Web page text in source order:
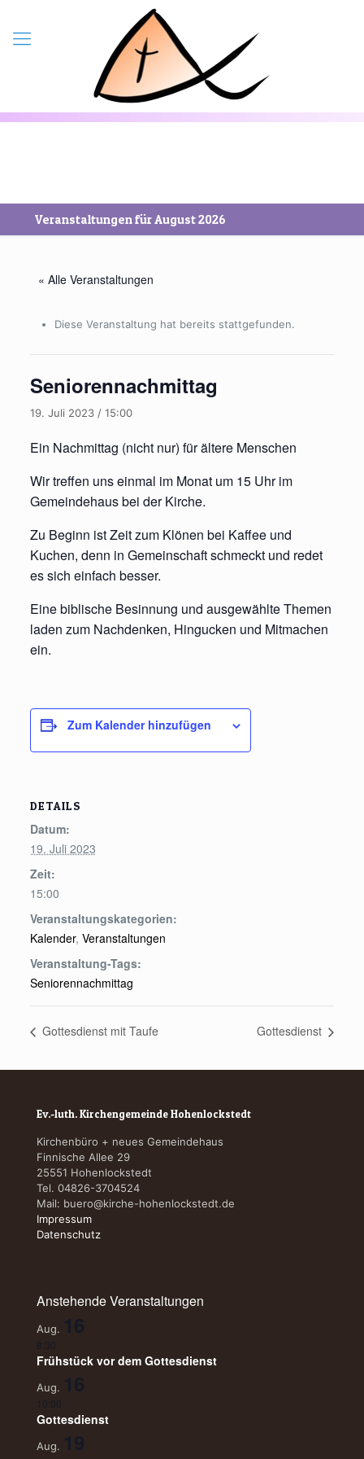
Veranstaltungen für August 2026
« Alle Veranstaltungen
Diese Veranstaltung hat bereits stattgefunden.
Seniorennachmittag
19. Juli 2023 / 15:00
Ein Nachmittag (nicht nur) für ältere Menschen
Wir treffen uns einmal im Monat um 15 Uhr im
Gemeindehaus bei der Kirche.
Zu Beginn ist Zeit zum Klönen bei Kaffee und
Kuchen, denn in Gemeinschaft schmeckt und redet
es sich einfach besser.
Eine biblische Besinnung und ausgewählte Themen
laden zum Nachdenken, Hingucken und Mitmachen
ein.
Zum Kalender hinzufügen
DETAILS
Datum:
19. Juli 2023
Zeit:
15:00
Veranstaltungskategorien:
Kalender, Veranstaltungen
Veranstaltung-Tags:
Seniorennachmittag
Gottesdienst mit Taufe Gottesdienst
Ev.-luth. Kirchengemeinde Hohenlockstedt
Kirchenbüro + neues Gemeindehaus
Finnische Allee 29
25551 Hohenlockstedt
Tel. 04826-3704524
Mail: buero@kirche-hohenlockstedt.de
Impressum
Datenschutz
Anstehende Veranstaltungen
Aug. 16
8:30
Frühstück vor dem Gottesdienst
Aug. 16
10:00
Gottesdienst
Aug. 19